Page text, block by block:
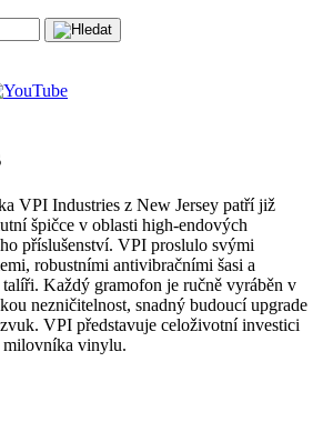
VPI Industries z New Jersey patří již
špičce v oblasti high-endových
příslušenství. VPI proslulo svými
robustními antivibračními šasi a
Každý gramofon je ručně vyráběn v
nezničitelnost, snadný budoucí upgrade
VPI představuje celoživotní investici
milovníka vinylu.